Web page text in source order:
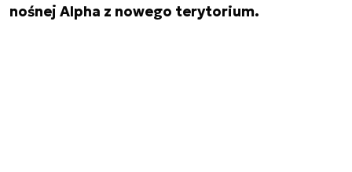
nośnej Alpha z nowego terytorium.